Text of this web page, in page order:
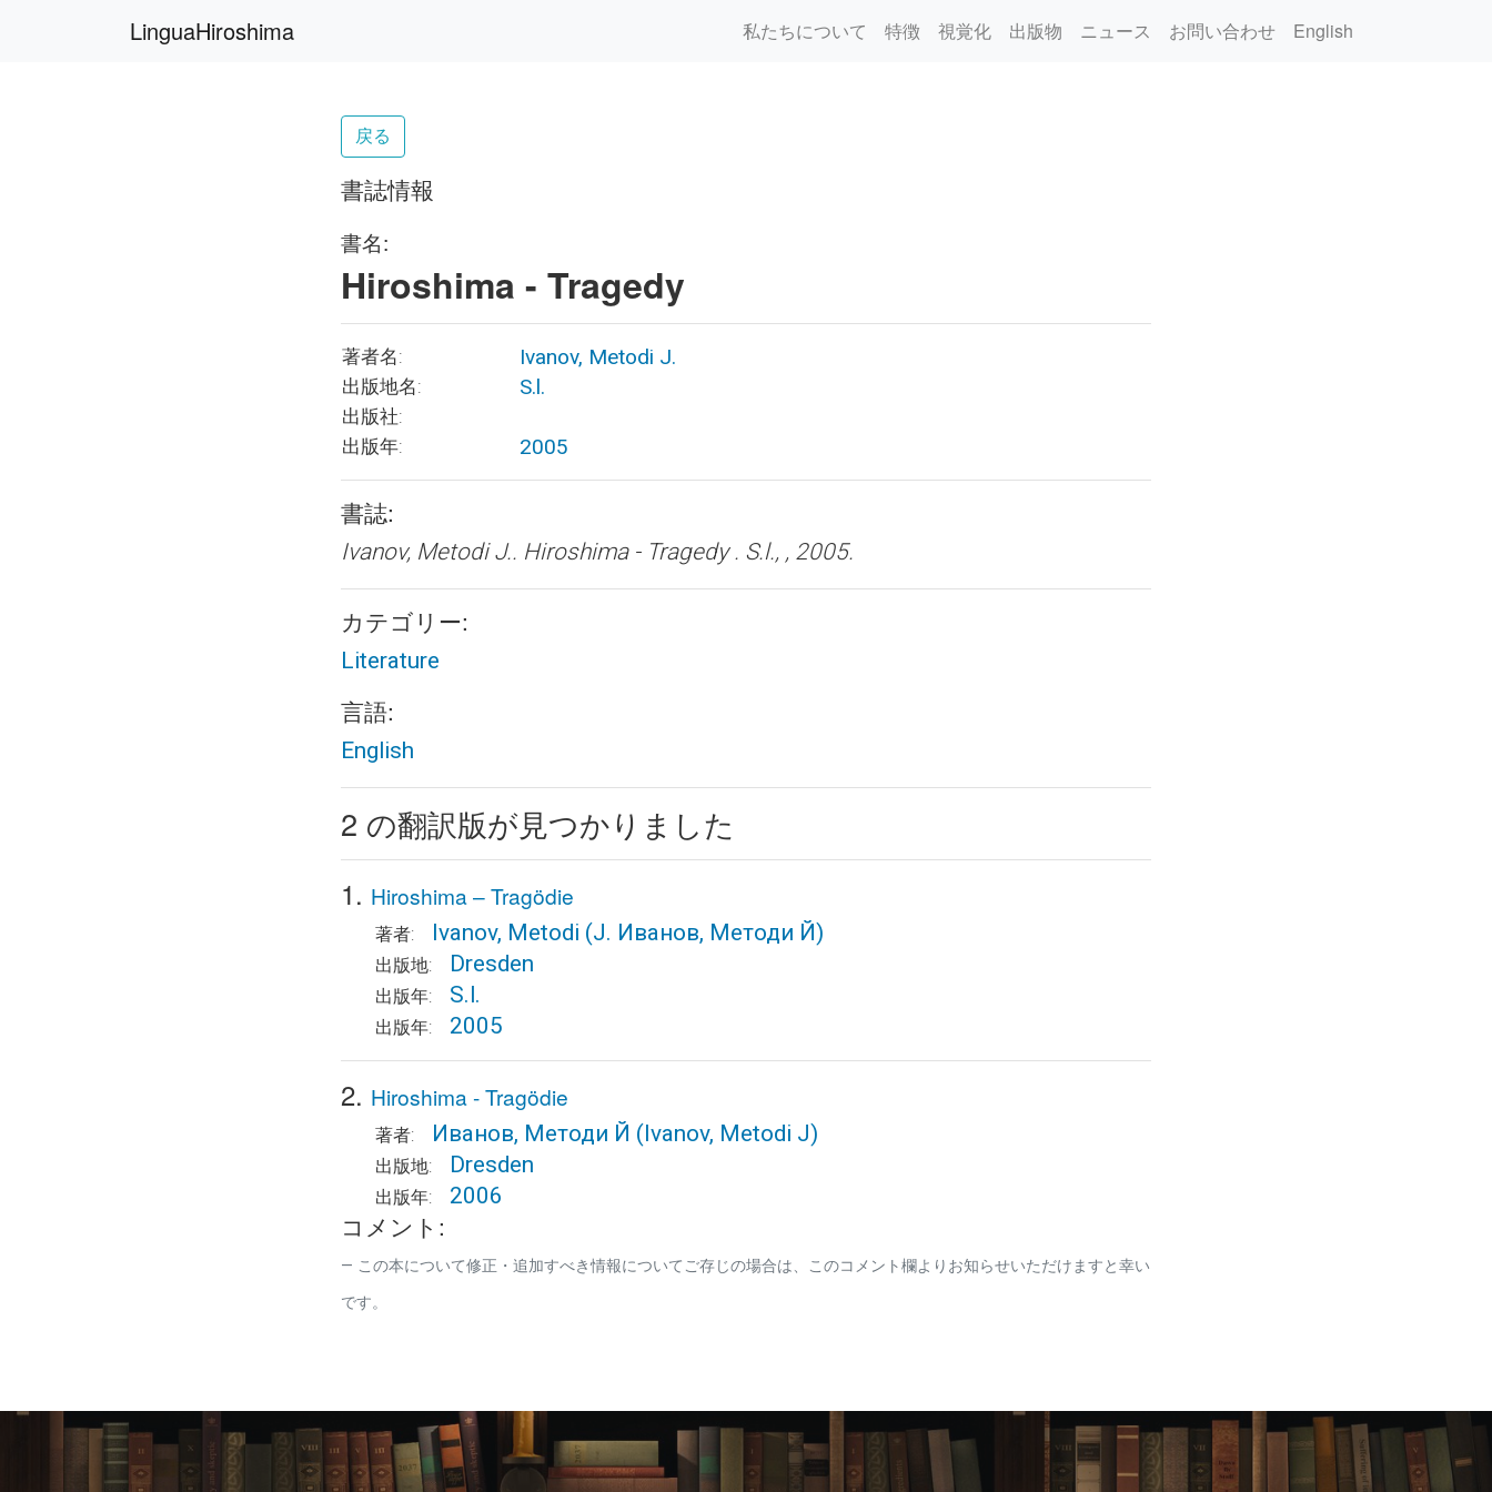
LinguaHiroshima 私たちについて 特徴 視覚化 出版物 ニュース お問い合わせ English
戻る
書誌情報
書名:
Hiroshima - Tragedy
著者名: Ivanov, Metodi J.
出版地名: S.l.
出版社:
出版年:
2005
書誌:
Ivanov, Metodi J.. Hiroshima - Tragedy . S.l., , 2005.
カテゴリー:
Literature
言語:
English
2 の翻訳版が見つかりました
1. Hiroshima – Tragödie
著者: Ivanov, Metodi (J. Иванов, Методи Й)
出版地: Dresden
出版年: S.l.
出版年: 2005
2. Hiroshima - Tragödie
著者: Иванов, Методи Й (Ivanov, Metodi J)
出版地: Dresden
出版年: 2006
コメント:
この本について修正・追加すべき情報についてご存じの場合は、このコメント欄よりお知らせいただけますと幸い
です。